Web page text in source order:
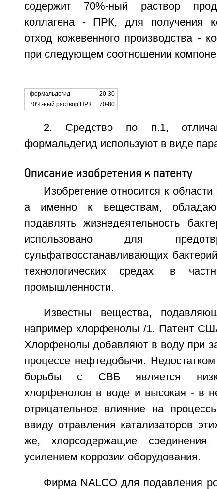
содержит 70%-ный раствор
коллагена - ПРК, для получения
отход кожевенного производства -
при следующем соотношении
формальдегид
20-30
70%-ный раствор ПРК
70-80
2. Средство по п.1,
формальдегид используют в виде
Описание изобретения к патенту
Изобретение относится к
а именно к веществам,
подавлять жизнедеятельность
использовано для
сульфатвосстанавливающих
технологических средах, в
промышленности.
Известны вещества,
например хлорфенолы /1. Патент
Хлорфенолы добавляют в воду при
процессе нефтедобычи. Недостатком
борьбы с СВБ является
хлорфенолов в воде и высокая - в
отрицательное влияние на
ввиду отравления катализаторов
же, хлорсодержащие соединения
усилением коррозии оборудования.
Фирма NALCO для подавления